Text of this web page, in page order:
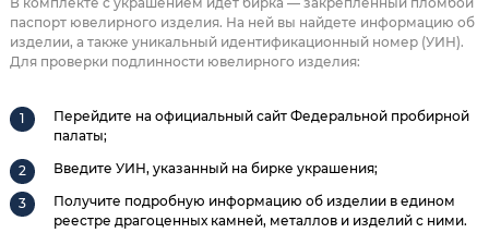
паспорт ювелирного изделия. На ней вы найдете информацию об
изделии, а также уникальный идентификационный номер (УИН).
Для проверки подлинности ювелирного изделия:
Перейдите на официальный сайт Федеральной пробирной
палаты;
Введите УИН, указанный на бирке украшения;
Получите подробную информацию об изделии в едином
реестре драгоценных камней, металлов и изделий с ними.